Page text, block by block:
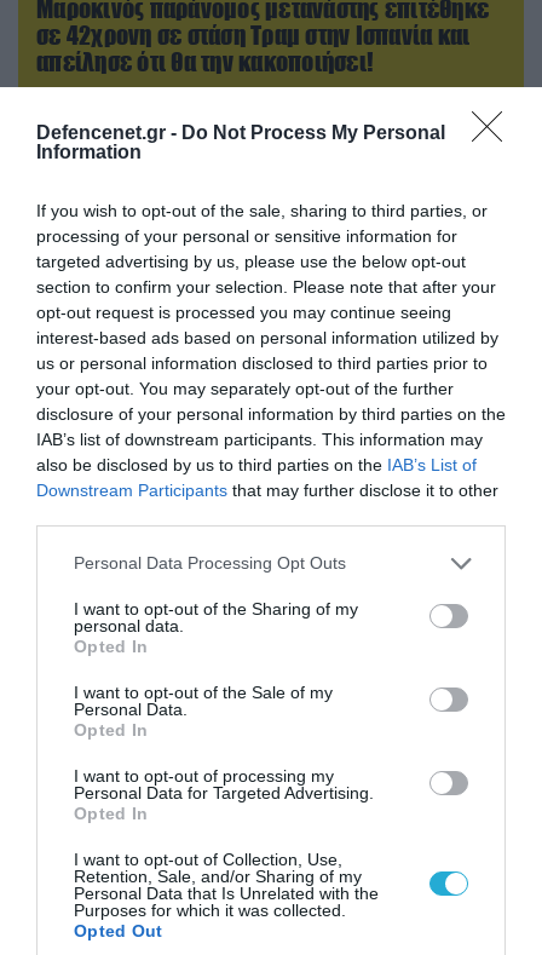
Defencenet.gr - Do Not Process My Personal
Information
If you wish to opt-out of the sale, sharing to third parties, or
processing of your personal or sensitive information for
targeted advertising by us, please use the below opt-out
section to confirm your selection. Please note that after your
opt-out request is processed you may continue seeing
interest-based ads based on personal information utilized by
us or personal information disclosed to third parties prior to
your opt-out. You may separately opt-out of the further
disclosure of your personal information by third parties on the
IAB’s list of downstream participants. This information may
also be disclosed by us to third parties on the IAB’s List of
Downstream Participants that may further disclose it to other
Please note that this website/app uses one or more Google
not limited to your visit or usage behaviour. You may click to
grant or deny consent to Google and its third-party tags to
use your data for below specified purposes in below Google
consent section.
Personal Data Processing Opt Outs
I want to opt-out of the Sharing of my
personal data.
Opted In
I want to opt-out of the Sale of my
Personal Data.
Opted In
I want to opt-out of processing my
Personal Data for Targeted Advertising.
Opted In
I want to opt-out of Collection, Use,
Retention, Sale, and/or Sharing of my
Personal Data that Is Unrelated with the
Purposes for which it was collected.
Opted Out
Μαροκινός παράνομος μετανάστης επιτέθηκε
σε 42χρονη σε στάση Τραμ στην Ισπανία και
απείλησε ότι θα την κακοποιήσει!
05.08.2026 | 22:02
Αδειάζουν το Κραματόρσκ οι Ουκρανοί:
Έκτακτη εκκένωση στην πόλη μετά την
αιφνιδιαστική προώθηση των Ρώσων (βίντεο)
ΗΠΑ: Το τελευταίο μήνυμα της μητέρας στον
πρώην σύζυγό της πριν από τη δολοφονία των
4 παιδιών τους – «Έχουν ίωση»